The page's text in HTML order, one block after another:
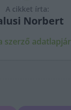
A cikket írta:
Norbert
szerző